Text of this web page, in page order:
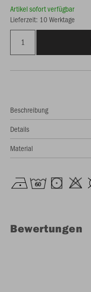
Artikel sofort verfügbar
Lieferzeit: 10 Werktage
Beschreibung
Details
Material
Bewertungen